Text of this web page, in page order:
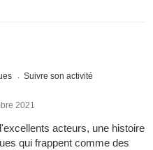
Suivre son activité
2021
acteurs, une histoire
qui frappent comme des